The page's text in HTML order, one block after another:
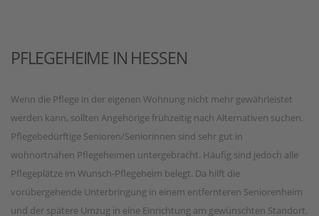
PFLEGEHEIME IN HESSEN
Wenn die Pflege in der eigenen Wohnung nicht mehr gewährleistet
werden kann, sollten Angehörige frühzeitig nach Alternativen suchen.
Pflegebedürftige Senioren/Seniorinnen sind sehr gut in
wohnortnahen Pflegeheimen untergebracht. Häufig sind jedoch alle
Pflegeplätze im Wunsch-Pflegeheim belegt. Da hilft die
vorübergehende Unterbringung in einem entfernteren Seniorenheim
und der spätere Umzug in eine Einrichtung am gewünschten Standort.